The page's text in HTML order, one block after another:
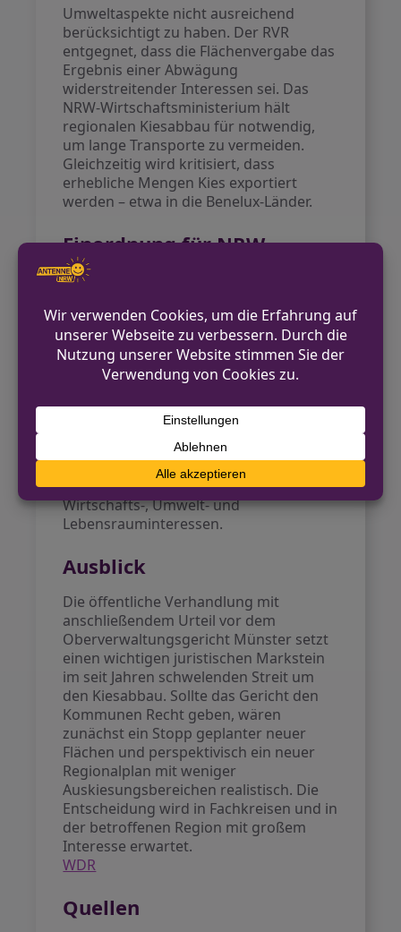
Umweltaspekte nicht ausreichend
berücksichtigt zu haben. Der RVR
entgegnet, dass die Flächenvergabe das
Ergebnis einer Abwägung
widerstreitender Interessen sei. Das
NRW-Wirtschaftsministerium hält
regionalen Kiesabbau für notwendig,
um lange Transporte zu vermeiden.
Gleichzeitig wird kritisiert, dass
erhebliche Mengen Kies exportiert
werden – etwa in die Benelux-Länder.
Einordnung für NRW
Die Debatte betrifft nicht nur den
Kiesabbau liefert wichtige Rohstoffe für
die Bauwirtschaft des Landes. Ein Stopp
oder eine Änderung des Regionalplans
hätte sowohl auf die regionale
Landschafts- und Umweltschutz
spürbare Auswirkungen. Lokale Politik
und Verwaltung erwarten von der
Gerichtsentscheidung ein klares Signal
für die künftige Entwicklung von
Wirtschafts-, Umwelt- und
Lebensrauminteressen.
Ausblick
Die öffentliche Verhandlung mit
anschließendem Urteil vor dem
Oberverwaltungsgericht Münster setzt
einen wichtigen juristischen Markstein
im seit Jahren schwelenden Streit um
den Kiesabbau. Sollte das Gericht den
Kommunen Recht geben, wären
zunächst ein Stopp geplanter neuer
Flächen und perspektivisch ein neuer
Regionalplan mit weniger
Auskiesungsbereichen realistisch. Die
Entscheidung wird in Fachkreisen und in
der betroffenen Region mit großem
Interesse erwartet.
WDR
Quellen